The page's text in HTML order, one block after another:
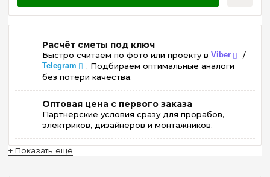
Расчёт сметы под ключ
Быстро считаем по фото или проекту в Viber /
Telegram
. Подбираем оптимальные аналоги
без потери качества.
Оптовая цена с первого заказа
Партнёрские условия сразу для прорабов,
электриков, дизайнеров и монтажников.
+ Показать ещё